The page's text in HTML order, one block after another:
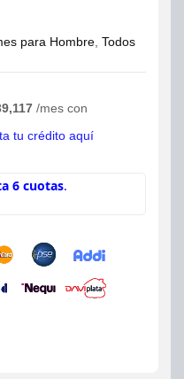
para Hombre Todos
/mes con
tu crédito aquí